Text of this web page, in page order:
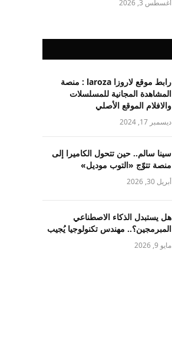
أغسطس 3, 2026
رابط موقع لاروزا laroza : منصة
المشاهدة المجانية للمسلسلات
والافلام الموقع الأصلي
ديسمبر 17, 2024
سينا سالم.. حين تتحول الكاميرا إلى
منصة تتوّج «التوب موديل»
أبريل 30, 2026
هل يستبدل الذكاء الاصطناعي
المبرمجين؟.. مهندس تكنولوجيا يُجيب
مايو 9, 2026